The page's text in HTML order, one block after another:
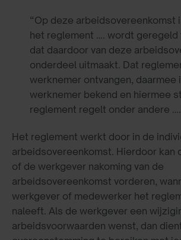
“Op deze arbeidsovereenkomst
het reglement …. wordt geregeld
dat daardoor van deze
onderdeel uitmaakt. Dat
werknemer ontvangen, daarmee
werknemer bekend en hiermee
reglement regelt onder andere ….
Het reglement werkt door in de
arbeidsovereenkomst. Hierdoor kan
of de werkgever nakoming van de
arbeidsovereenkomst vorderen,
werkgever of medewerker het
naleeft. Als de werkgever een
arbeidsvoorwaarden wenst, dan